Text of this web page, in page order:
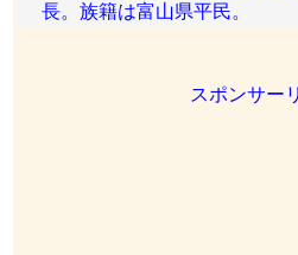
長。族籍は富山県平民。
スポンサー